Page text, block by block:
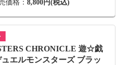
価格： 8,800円(税込)
CHRONICLE 遊☆戯
エルモンスターズ ブラッ